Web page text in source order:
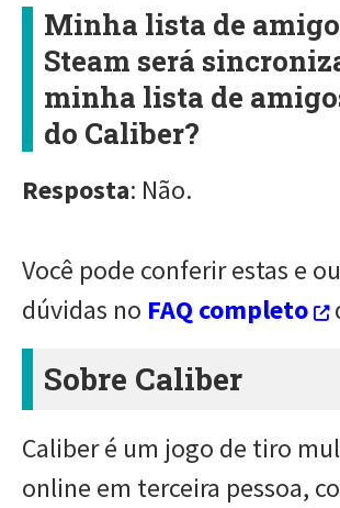
Minha lista de
Steam será
minha lista de
do Caliber?
Resposta: Não.
Você pode conferir estas e
dúvidas no FAQ completo
Sobre Caliber
Caliber é um jogo de tiro
online em terceira pessoa,